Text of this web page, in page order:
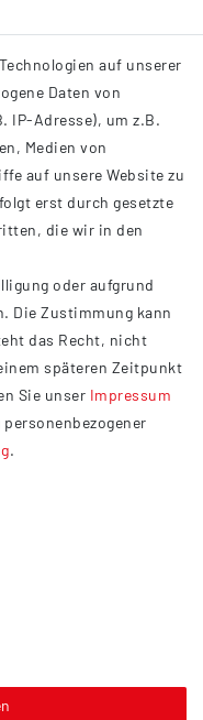
& Altöl
auf unserer
Daten von
IP-Adresse), um z.B.
Medien von
auf unsere Website zu
erst durch gesetzte
die wir in den
oder aufgrund
Die Zustimmung kann
das Recht, nicht
späteren Zeitpunkt
Sie unser Impressum
.